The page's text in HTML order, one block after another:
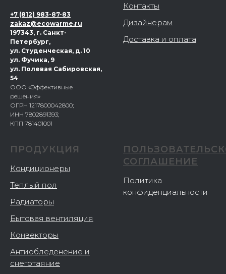
+7 (812) 983-87-83
zakaz@ecowarme.ru
197343, г. Санкт-
Петербург,
ул. Студенческая, д. 10
ул. Фучика, 9
ул. Полевая Сабировская,
54
ООО «Эффективные
решения»
ОГРН 1217800042800;
ИНН 7802891393;
КПП 781401001
Контакты
Дизайнерам
Доставка и оплата
ПРОДУКЦИЯ
Кондиционеры
Теплый пол
Радиаторы
Бытовая вентиляция
Конвекторы
Антиобледенение и
снеготаяние
СОГЛАШЕНИЕ
Политика
конфиденциальности